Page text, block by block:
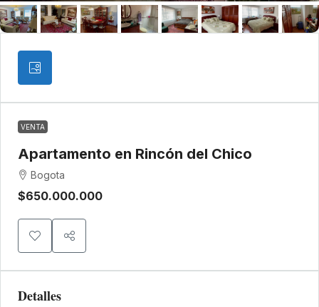
VENTA
Apartamento en Rincón del Chico
Bogota
$650.000.000
Detalles